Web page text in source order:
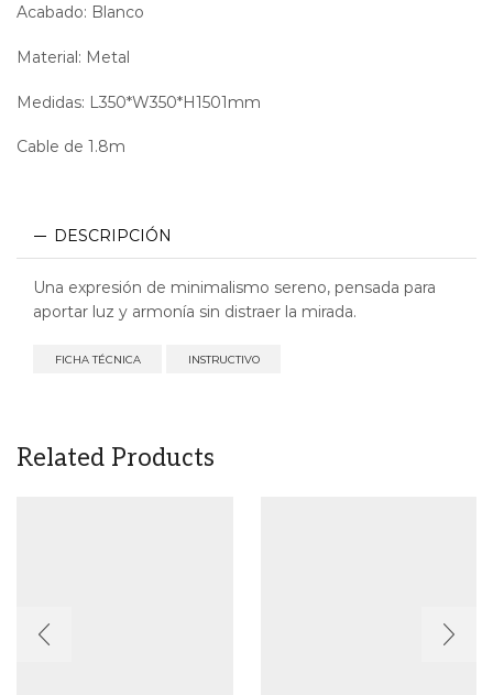
Acabado: Blanco
Material: Metal
Medidas: L350*W350*H1501mm
Cable de 1.8m
DESCRIPCIÓN
Una expresión de minimalismo sereno, pensada para
aportar luz y armonía sin distraer la mirada.
FICHA TÉCNICA INSTRUCTIVO
Related Products